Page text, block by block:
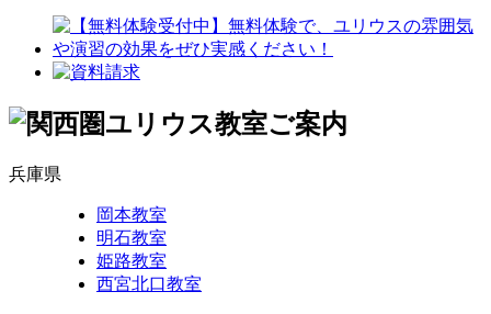
兵庫県
岡本教室
明石教室
姫路教室
西宮北口教室